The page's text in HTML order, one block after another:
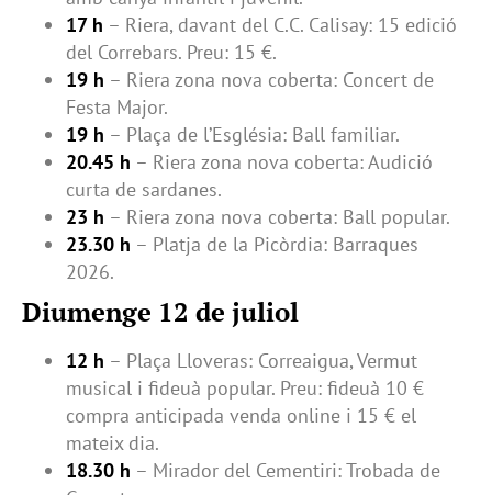
17 h – Riera, davant del C.C. Calisay: 15 edició
del Correbars. Preu: 15 €.
19 h – Riera zona nova coberta: Concert de
Festa Major.
19 h – Plaça de l’Església: Ball familiar.
20.45 h – Riera zona nova coberta: Audició
curta de sardanes.
23 h – Riera zona nova coberta: Ball popular.
23.30 h – Platja de la Picòrdia: Barraques
2026.
Diumenge 12 de juliol
12 h – Plaça Lloveras: Correaigua, Vermut
musical i fideuà popular. Preu: fideuà 10 €
compra anticipada venda online i 15 € el
mateix dia.
18.30 h – Mirador del Cementiri: Trobada de